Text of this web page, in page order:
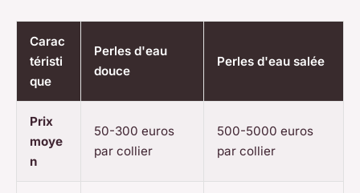
Carac
téristi
que
Perles d'eau
douce
Perles d'eau salée
Prix
moye
n
50-300 euros
par collier
500-5000 euros
par collier